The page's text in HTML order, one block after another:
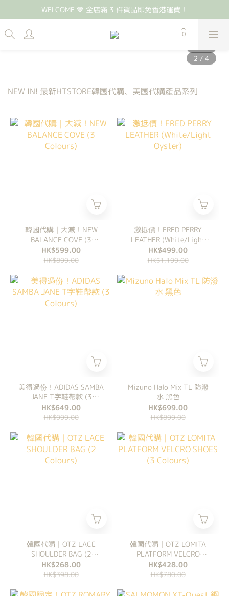
WELCOME 🤎 全店滿 3 件貨品即免香港運費！
NEW IN! 最新HTSTORE韓國代購、美國代購產品系列
韓國代購｜大減！NEW
BALANCE COVE (3
Colours)
HK$599.00
HK$899.00
激抵價！FRED PERRY
LEATHER (White/Light
Oyster)
HK$499.00
HK$1,199.00
美得過份！ADIDAS SAMBA
JANE T字鞋帶款 (3
Colours)
HK$649.00
HK$999.00
Mizuno Halo Mix TL 防潑
水 黑色
HK$699.00
HK$899.00
韓國代購｜OTZ LACE
SHOULDER BAG (2
Colours)
HK$268.00
HK$398.00
韓國代購｜OTZ LOMITA
PLATFORM VELCRO
SHOES (3 Colours)
HK$428.00
HK$780.00